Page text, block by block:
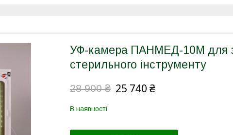
УФ-камера ПАНМЕД-10М для
стерильного інструменту
28 900 ₴ 25 740 ₴
В наявності